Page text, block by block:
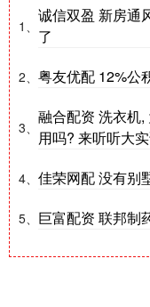
1、
诚信双盈 新房通
了
2、 粤友优配 12%公
3、
融合配资 洗衣机
用吗? 来听听大
4、 佳荣网配 没有别
5、 巨富配资 联邦制